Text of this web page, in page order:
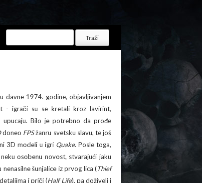
davne 1974. godine, objavljivanjem
- igrači su se kretali kroz lavirint,
Bilo je potrebno da prođe
doneo FPSžanru svetsku slavu, te još
3D modeli u igri Quake. Posle toga,
osobenu novost, stvarajući jaku
šunjalice iz prvog lica (Thief
i priči (Half Life), pa doživeli i